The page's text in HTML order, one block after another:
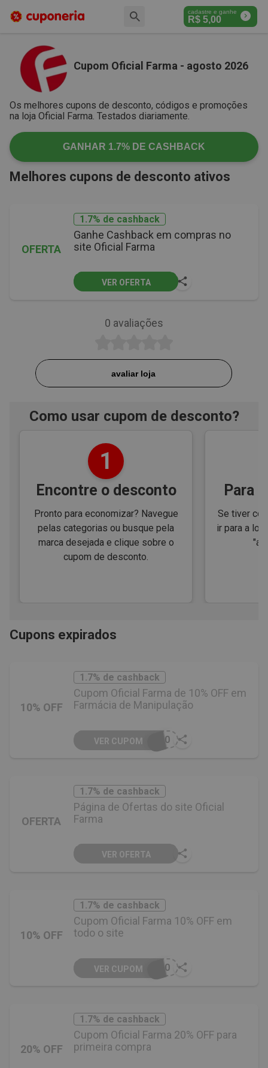
cadastre e ganhe
R$ 5,00
Cupom Oficial Farma - agosto 2026
Os melhores cupons de desconto, códigos e promoções
na loja Oficial Farma. Testados diariamente.
GANHAR 1.7% DE CASHBACK
Melhores cupons de desconto ativos
OFERTA
1.7% de cashback
Ganhe Cashback em compras no
site Oficial Farma
VER OFERTA
0 avaliações
avaliar loja
Como usar cupom de desconto?
1
Encontre o desconto
Pronto para economizar? Navegue
pelas categorias ou busque pela
marca desejada e clique sobre o
cupom de desconto.
Para
Se tiver
ir para a
Cupons expirados
10% OFF
1.7% de cashback
Cupom Oficial Farma de 10% OFF em
Farmácia de Manipulação
O10
VER CUPOM
OFERTA
1.7% de cashback
Página de Ofertas do site Oficial
Farma
VER OFERTA
10% OFF
1.7% de cashback
Cupom Oficial Farma 10% OFF em
todo o site
I10
VER CUPOM
20% OFF
1.7% de cashback
Cupom Oficial Farma 20% OFF para
primeira compra